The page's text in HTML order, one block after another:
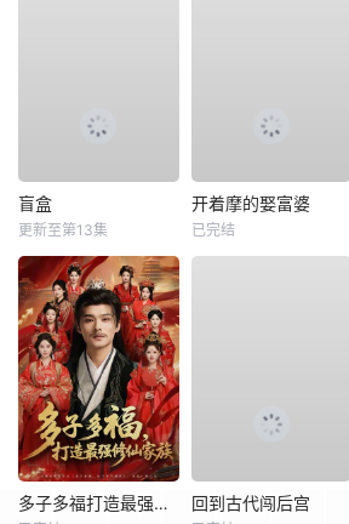
盲盒
更新至第13集
开着摩的娶富婆
已完结
多子多福打造最强修仙家族 回到古代闯后宫